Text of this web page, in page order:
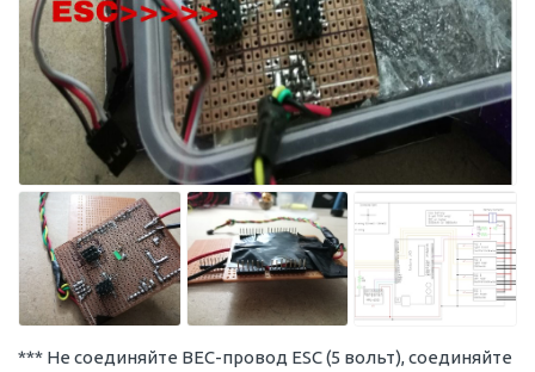
*** Не соединяйте BEC-провод ESC (5 вольт), соединяйте